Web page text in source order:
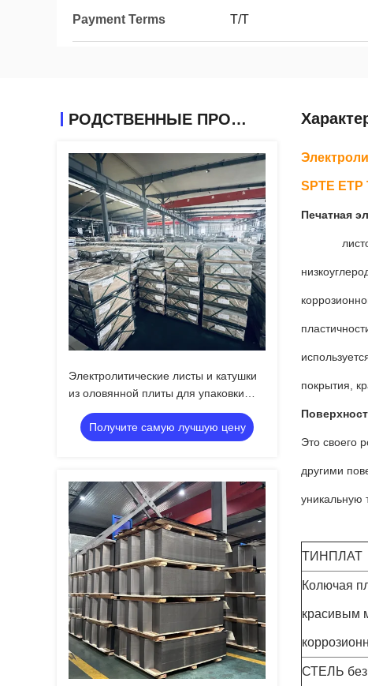
Payment Terms T/T
РОДСТВЕННЫЕ ПРОДУКТЫ
Электролитические листы и катушки
из оловянной плиты для упаковки
продуктов питания.
Получите самую лучшую цену
SPTE ETP
Печатная
покрытия,
Это своего
другими
уникальную
ТИНПЛАТ
Колючая
красивым
СТЕЛЬ без